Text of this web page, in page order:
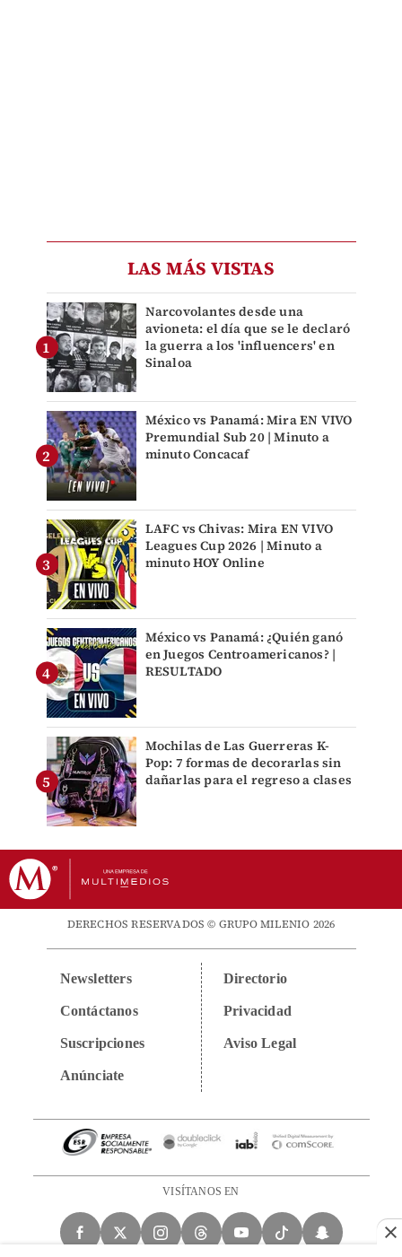
LAS MÁS VISTAS
Narcovolantes desde una
avioneta: el día que se le declaró
la guerra a los 'influencers' en
Sinaloa
México vs Panamá: Mira EN VIVO
Premundial Sub 20 | Minuto a
minuto Concacaf
LAFC vs Chivas: Mira EN VIVO
Leagues Cup 2026 | Minuto a
minuto HOY Online
México vs Panamá: ¿Quién ganó
en Juegos Centroamericanos? |
RESULTADO
Mochilas de Las Guerreras K-
Pop: 7 formas de decorarlas sin
dañarlas para el regreso a clases
DERECHOS RESERVADOS © GRUPO MILENIO 2026
Newsletters
Contáctanos
Suscripciones
Anúnciate
Directorio
Privacidad
Aviso Legal
VISÍTANOS EN